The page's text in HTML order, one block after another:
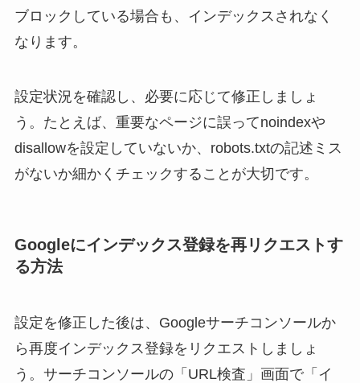
ブロックしている場合も、インデックスされなく
なります。
設定状況を確認し、必要に応じて修正しましょ
う。たとえば、重要なページに誤ってnoindexや
disallowを設定していないか、robots.txtの記述ミス
がないか細かくチェックすることが大切です。
Googleにインデックス登録を再リクエストす
る方法
設定を修正した後は、Googleサーチコンソールか
ら再度インデックス登録をリクエストしましょ
う。サーチコンソールの「URL検査」画面で「イ